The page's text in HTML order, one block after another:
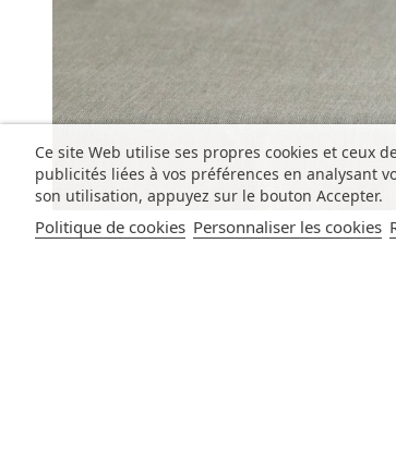
Ce site Web utilise ses propres cookies et ceux
publicités liées à vos préférences en analysant
son utilisation, appuyez sur le bouton Accepter.
Politique de cookies Personnaliser les cookies